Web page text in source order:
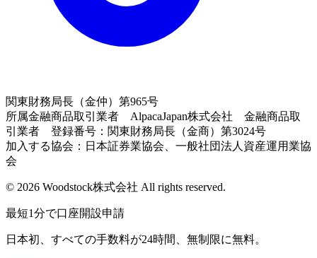
関東財務局長（金仲）第965号
所属金融商品取引業者 AlpacaJapan株式会社 金融商品取
引業者 登録番号：関東財務局長（金商）第3024号
加入する協会：日本証券業協会、一般社団法人資産運用業協
会
© 2026 Woodstock株式会社 All rights reserved.
最短1分で口座開設申請
日本初、すべての手数料が24時間、無制限に無料。